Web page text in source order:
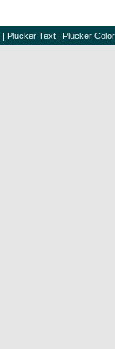
| Plucker Text | Plucker Color